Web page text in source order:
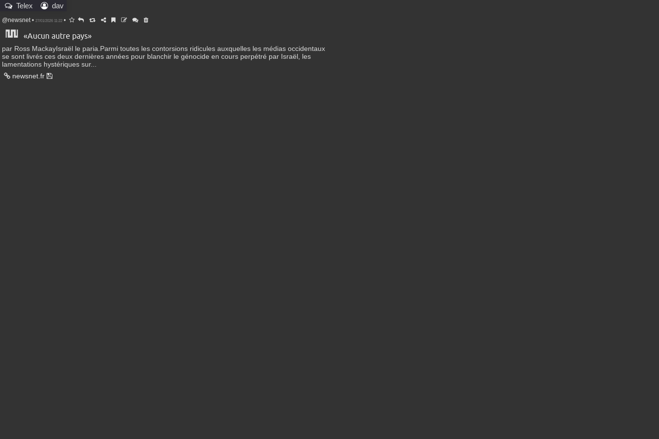
Telex dav
@newsnet• 27/01/2026 11:22 •
«Aucun autre pays»
par Ross MackayIsraël le paria.Parmi toutes les contorsions ridicules auxquelles les médias occidentaux
se sont livrés ces deux dernières années pour blanchir le génocide en cours perpétré par Israël, les
lamentations hystériques sur...
newsnet.fr